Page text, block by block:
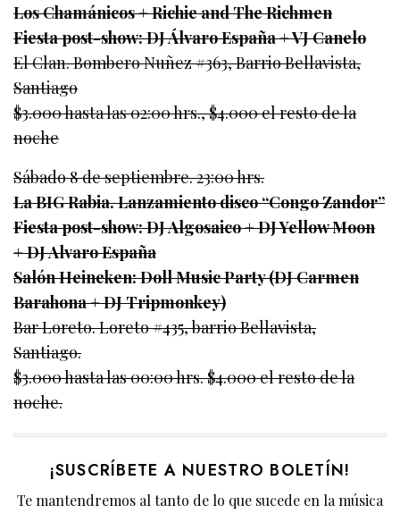
Los Chamánicos + Richie and The Richmen
Fiesta post-show: DJ Álvaro España + VJ Canelo
El Clan. Bombero Nuñez #363, Barrio Bellavista,
Santiago
$3.000 hasta las 02:00 hrs., $4.000 el resto de la
noche
Sábado 8 de septiembre. 23:00 hrs.
La BIG Rabia. Lanzamiento disco “Congo Zandor”
Fiesta post-show: DJ Algosaico + DJ Yellow Moon
+ DJ Alvaro España
Salón Heineken: Doll Music Party (DJ Carmen
Barahona + DJ Tripmonkey)
Bar Loreto. Loreto #435, barrio Bellavista,
Santiago.
$3.000 hasta las 00:00 hrs. $4.000 el resto de la
noche.
¡SUSCRÍBETE A NUESTRO BOLETÍN!
Te mantendremos al tanto de lo que sucede en la música